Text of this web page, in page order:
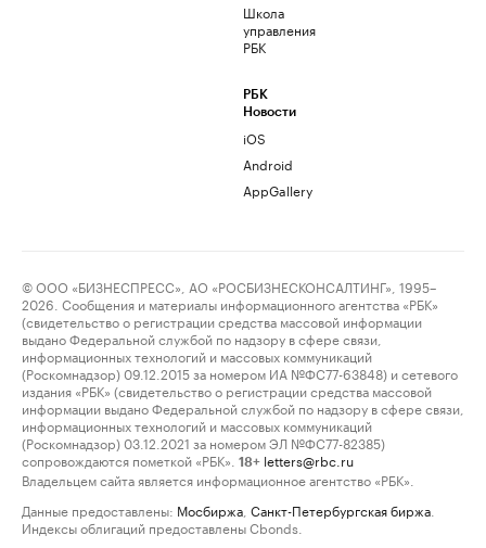
Школа
управления
РБК
РБК
Новости
iOS
Android
AppGallery
© ООО «БИЗНЕСПРЕСС», АО «РОСБИЗНЕСКОНСАЛТИНГ», 1995–
2026. Сообщения и материалы информационного агентства «РБК»
(свидетельство о регистрации средства массовой информации
выдано Федеральной службой по надзору в сфере связи,
информационных технологий и массовых коммуникаций
(Роскомнадзор) 09.12.2015 за номером ИА №ФС77-63848) и сетевого
издания «РБК» (свидетельство о регистрации средства массовой
информации выдано Федеральной службой по надзору в сфере связи,
информационных технологий и массовых коммуникаций
(Роскомнадзор) 03.12.2021 за номером ЭЛ №ФС77-82385)
сопровождаются пометкой «РБК».
18+ letters@rbc.ru
Владельцем сайта является информационное агентство «РБК».
Данные предоставлены: Мосбиржа Санкт-Петербургская биржа
Индексы облигаций предоставлены Cbonds.